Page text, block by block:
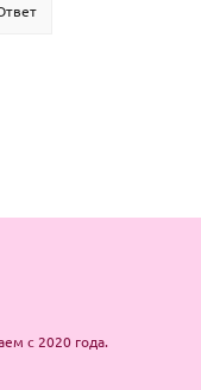
с 2020 года.